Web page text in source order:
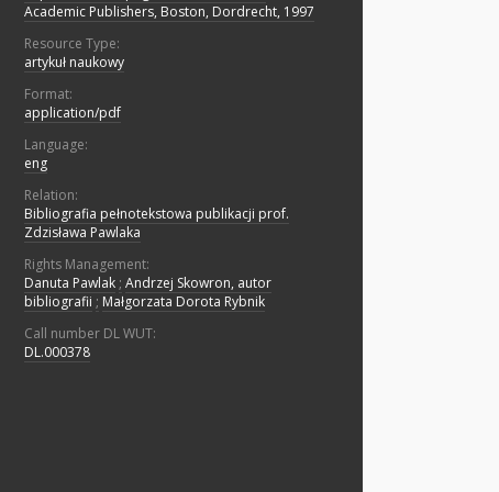
Academic Publishers, Boston, Dordrecht, 1997
Resource Type:
artykuł naukowy
Format:
application/pdf
Language:
eng
Relation:
Bibliografia pełnotekstowa publikacji prof.
Zdzisława Pawlaka
Rights Management:
Danuta Pawlak ; Andrzej Skowron, autor
bibliografii ; Małgorzata Dorota Rybnik
Call number DL WUT:
DL.000378